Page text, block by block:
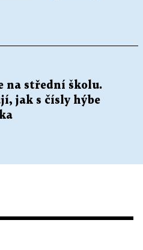
na střední školu.
jak s čísly hýbe